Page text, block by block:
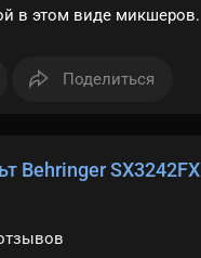
в этом виде микшеров.
Поделиться
Behringer SX3242FX